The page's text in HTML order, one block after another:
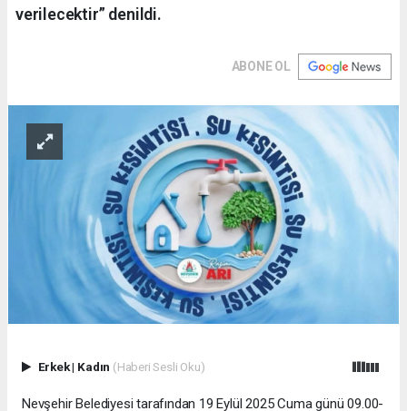
verilecektir” denildi.
ABONE OL
Erkek| Kadın (Haberi Sesli Oku)
Nevşehir Belediyesi tarafından 19 Eylül 2025 Cuma günü 09.00-